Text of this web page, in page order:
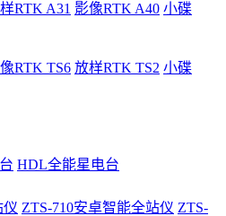
RTK A31 影像RTK A40 小碟
RTK TS6 放样RTK TS2 小碟
HDL全能星电台
仪 ZTS-710安卓智能全站仪 ZTS-